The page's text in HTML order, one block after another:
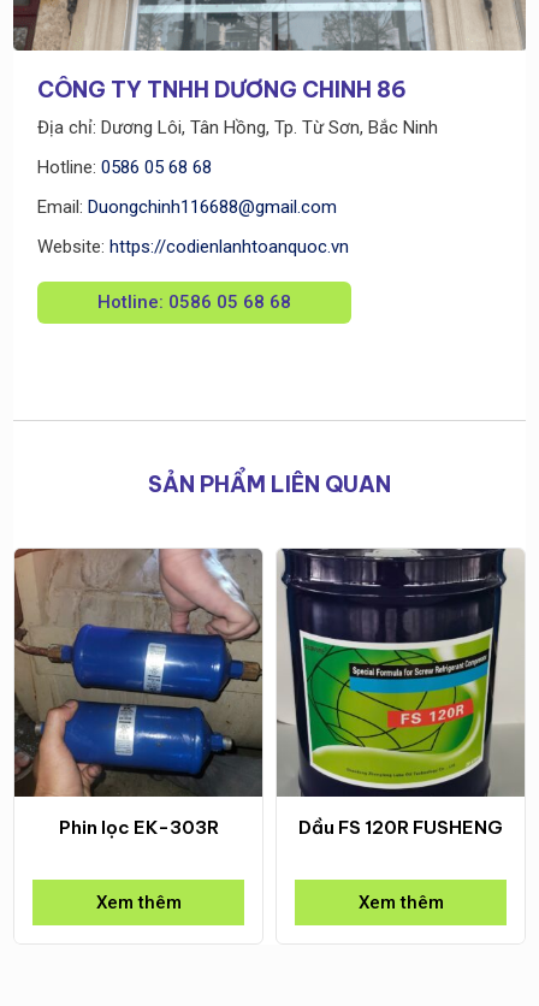
CÔNG TY TNHH DƯƠNG CHINH 86
Địa chỉ: Dương Lôi, Tân Hồng, Tp. Từ Sơn, Bắc Ninh
Hotline:0586 05 68 68
Email:Duongchinh116688@gmail.com
Website:https://codienlanhtoanquoc.vn
Hotline: 0586 05 68 68
SẢN PHẨM LIÊN QUAN
Phin lọc EK-303R
Xem thêm
Dầu FS 120R FUSHENG
Xem thêm